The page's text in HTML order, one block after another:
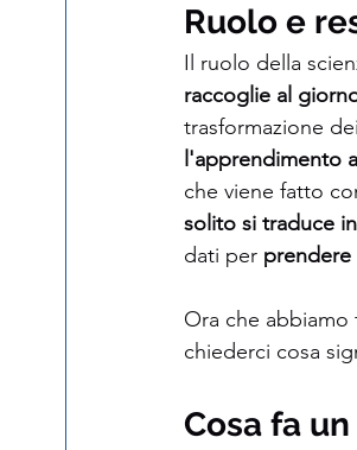
Ruolo e
Il ruolo della
raccoglie al
trasformazione
l'apprendimento
che viene fatto
solito si traduce
dati per
Ora che
chiederci cosa
Cosa fa